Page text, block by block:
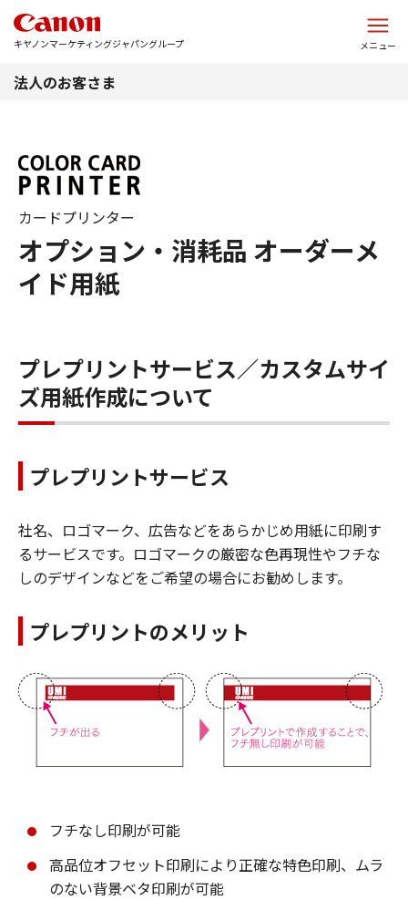
キヤノンマーケティングジャパングループ メニュー
法人のお客さま
オプション・消耗品 オーダーメ
イド用紙
カードプリンター
プレプリントサービス／カスタムサイ
ズ用紙作成について
プレプリントサービス
社名、ロゴマーク、広告などをあらかじめ用紙に印刷す
るサービスです。ロゴマークの厳密な色再現性やフチな
しのデザインなどをご希望の場合にお勧めします。
プレプリントのメリット
フチなし印刷が可能
高品位オフセット印刷により正確な特色印刷、ムラ
のない背景ベタ印刷が可能